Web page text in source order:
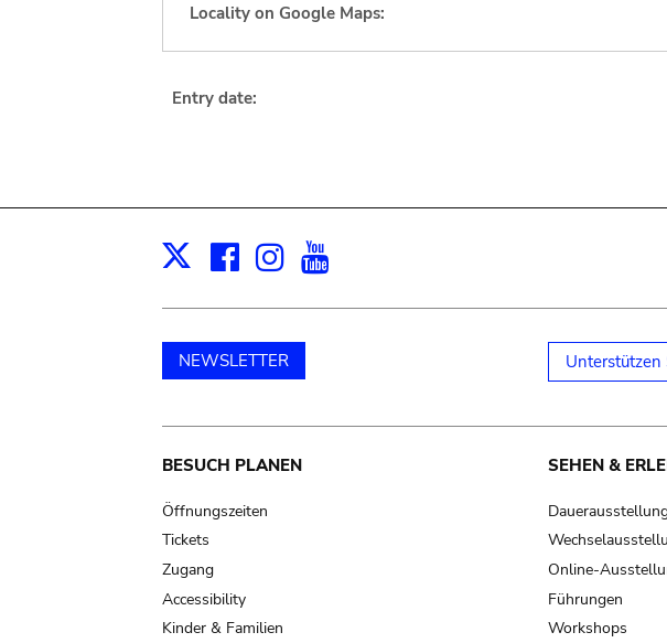
Locality on Google Maps:
Entry date:
X Facebook
Instagram
NEWSLETTER Unterstützen
Main
navigation
BESUCH PLANEN
Öffnungszeiten
Tickets
Zugang
Accessibility
Kinder & Familien
SEHEN &
Online-
Führungen
Workshops